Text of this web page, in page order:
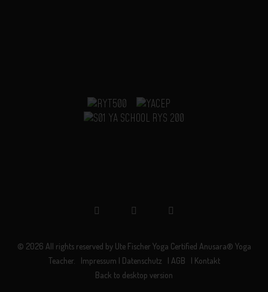
© 2026 All rights reserved by Ute Fischer Yoga Certified Anusara® Yoga
Teacher.
Impressum | Datenschutz | AGB
| Kontakt
Back to desktop version